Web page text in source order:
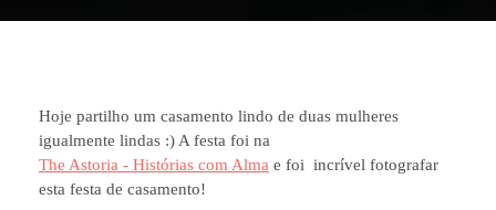
Hoje partilho um casamento lindo de duas mulheres
igualmente lindas :) A festa foi na
The Astoria - Histórias com Alma e foi incrível fotografar
esta festa de casamento!